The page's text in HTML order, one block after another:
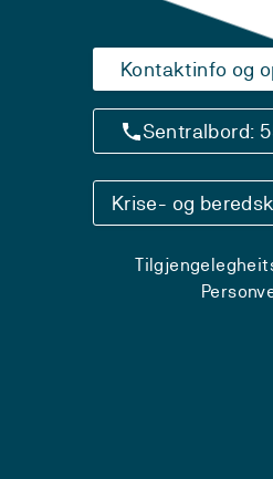
Kontaktinfo og
Sentralbord:
Krise- og